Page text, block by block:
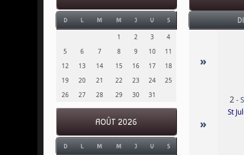
D L M M J V S
1 2 3
4
5
6 7 8 9 10
11
12
13 14 15 16 17
18
19
20 21 22 23 24
25
26
27 28 29 30 31
AOÛT 2026
D L M M J V S
»
»
2 -
St